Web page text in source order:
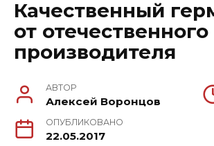
Качественный
от отечественного
производителя
АВТОР
Алексей Воронцов
ОПУБЛИКОВАНО
22.05.2017